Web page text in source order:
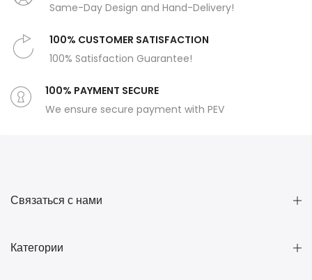
Same-Day Design and Hand-Delivery!
100% CUSTOMER SATISFACTION
100% Satisfaction Guarantee!
100% PAYMENT SECURE
We ensure secure payment with PEV
Связаться с нами
Категории